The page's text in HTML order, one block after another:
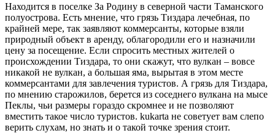
Находится в поселке За Родину в северной части Таманского
полуострова. Есть мнение, что грязь Тиздара лечебная, по
крайней мере, так заявляют коммерсанты, которые взяли
природный объект в аренду, облагородили его и назначили
цену за посещение. Если спросить местных жителей о
происхождении Тиздара, то они скажут, что вулкан – вовсе
никакой не вулкан, а большая яма, вырытая в этом месте
коммерсантами для завлечения туристов. А грязь для Тиздара,
по мнению старожилов, берется из соседнего вулкана на мысе
Пеклы, чьи размеры гораздо скромнее и не позволяют
вместить такое число туристов. kukarta не советует вам слепо
верить слухам, но знать и о такой точке зрения стоит.